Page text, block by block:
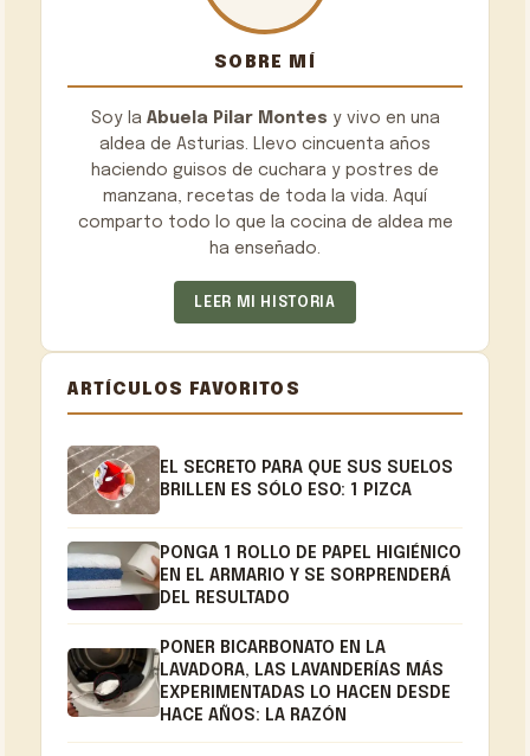
SOBRE MÍ
Soy la Abuela Pilar Montes y vivo en una
aldea de Asturias. Llevo cincuenta años
haciendo guisos de cuchara y postres de
manzana, recetas de toda la vida. Aquí
comparto todo lo que la cocina de aldea me
ha enseñado.
LEER MI HISTORIA
ARTÍCULOS FAVORITOS
EL SECRETO PARA QUE SUS SUELOS
BRILLEN ES SÓLO ESO: 1 PIZCA
PONGA 1 ROLLO DE PAPEL HIGIÉNICO
EN EL ARMARIO Y SE SORPRENDERÁ
DEL RESULTADO
PONER BICARBONATO EN LA
LAVADORA, LAS LAVANDERÍAS MÁS
EXPERIMENTADAS LO HACEN DESDE
HACE AÑOS: LA RAZÓN